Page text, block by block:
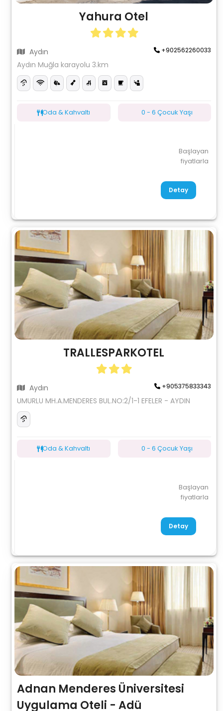
Yahura Otel
Aydın +902562260033
Aydın Muğla karayolu 3.km
Oda & Kahvaltı 0 - 6 Çocuk Yaşı
Başlayan
fiyatlarla
Detay
TRALLESPARKOTEL
Aydın +905375833343
UMURLU MH.A.MENDERES BUL.NO:2/1-1 EFELER - AYDIN
Oda & Kahvaltı 0 - 6 Çocuk Yaşı
Başlayan
fiyatlarla
Detay
Adnan Menderes Üniversitesi
Uygulama Oteli - Adü